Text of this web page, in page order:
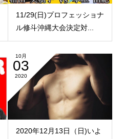
11/29(日)プロフェッショナ
ル修斗沖縄大会決定対...
10月
03
2020
2020年12月13日（日)いよ